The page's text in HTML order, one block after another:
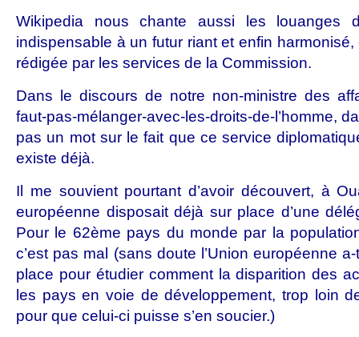
Wikipedia nous chante aussi les louanges
indispensable à un futur riant et enfin
rédigée par les services de la Commission.
Dans le discours de notre non-ministre des
faut-pas-mélanger-avec-les-droits-de-l’homme,
pas un mot sur le fait que ce service
existe déjà.
Il me souvient pourtant d’avoir découvert, à
européenne disposait déjà sur place d’une
Pour le 62ème pays du monde par la
c’est pas mal (sans doute l’Union européenne
place pour étudier comment la disparition des
les pays en voie de développement, trop loin
pour que celui-ci puisse s’en soucier.)